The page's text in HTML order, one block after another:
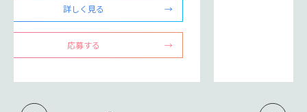
詳しく見る
応募する